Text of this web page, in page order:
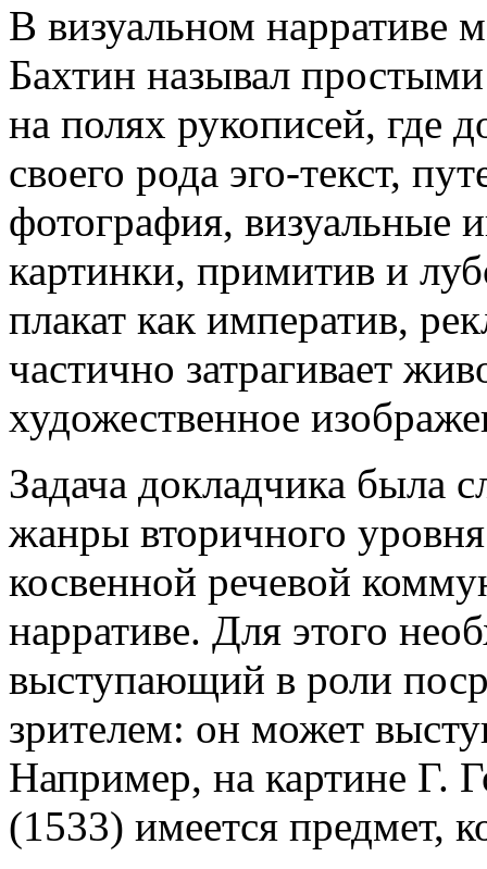
В визуальном нарративе
Бахтин называл
на полях рукописей, где
своего рода эго-текст,
фотография, визуальные
картинки, примитив и
плакат как императив,
частично затрагивает
художественное
Задача докладчика была
жанры вторичного
косвенной речевой
нарративе. Для этого
выступающий в роли
зрителем: он может
Например, на картине Г.
(1533) имеется предмет,